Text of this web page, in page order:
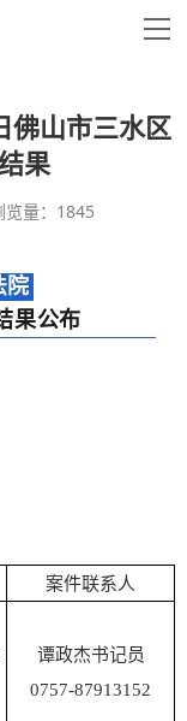
佛山市三水区
果
览量：1845
院
果公布
案件联系人
谭政杰书记员
0757-87913152